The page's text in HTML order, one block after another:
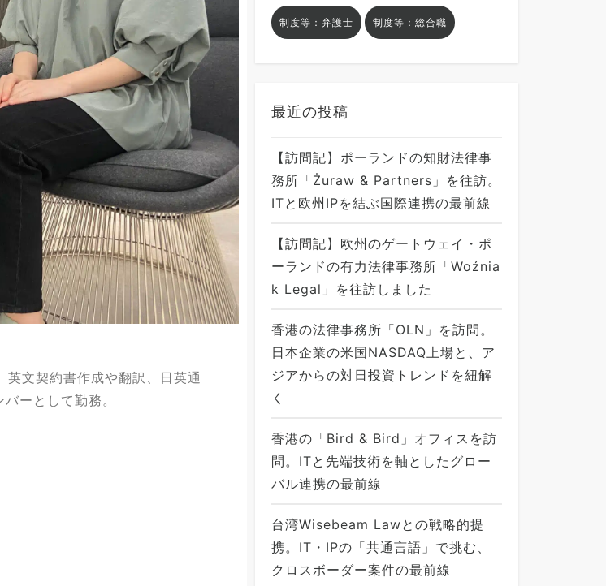
文契約書作成や翻訳、日英通
ーとして勤務。
制度等：弁護士 制度等：総合職
最近の投稿
【訪問記】ポーランドの知財法律事
務所「Żuraw & Partners」を往訪。
ITと欧州IPを結ぶ国際連携の最前線
【訪問記】欧州のゲートウェイ・ポ
ーランドの有力法律事務所「Woźnia
k Legal」を往訪しました
香港の法律事務所「OLN」を訪問。
日本企業の米国NASDAQ上場と、ア
ジアからの対日投資トレンドを紐解
く
香港の「Bird & Bird」オフィスを訪
問。ITと先端技術を軸としたグロー
バル連携の最前線
台湾Wisebeam Lawとの戦略的提
携。IT・IPの「共通言語」で挑む、
クロスボーダー案件の最前線